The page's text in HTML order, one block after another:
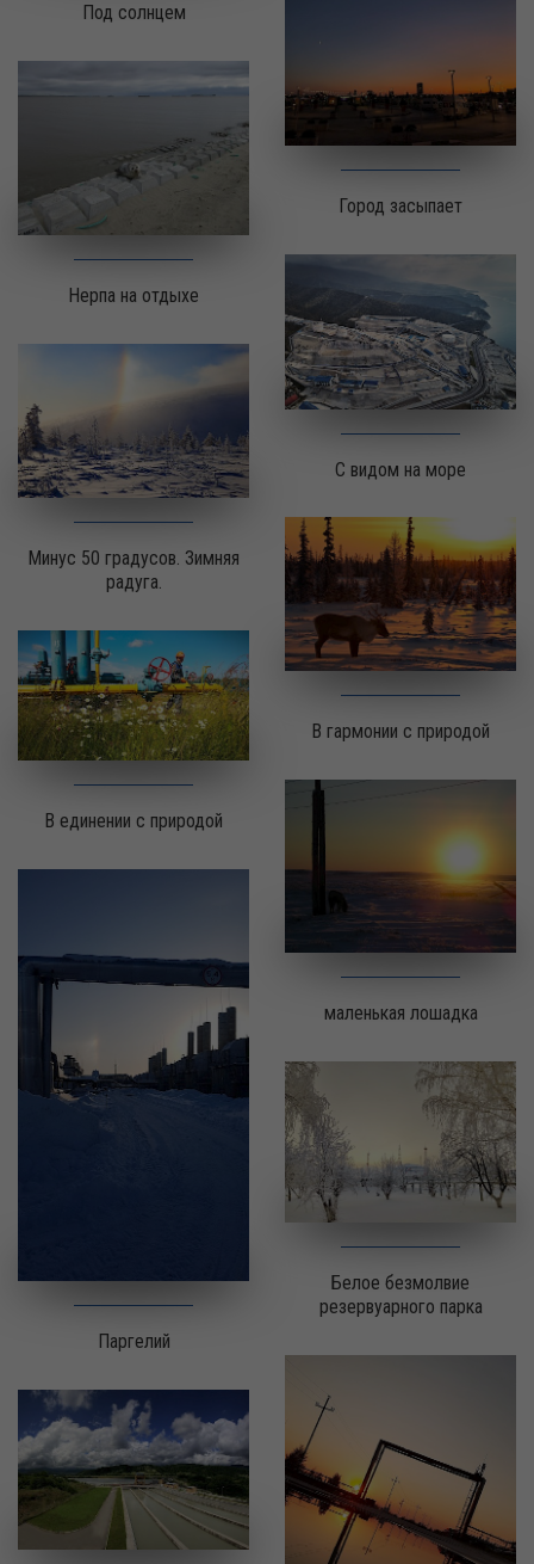
Под солнцем
Нерпа на отдыхе
Минус 50 градусов. Зимняя
радуга.
В единении с природой
Паргелий
Город засыпает
С видом на море
В гармонии с природой
маленькая лошадка
Белое безмолвие
резервуарного парка